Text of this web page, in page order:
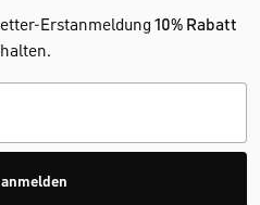
Erstanmeldung 10% Rabatt